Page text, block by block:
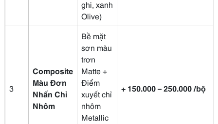
ghi, xanh
Olive)
3
Composite
Màu Đơn
Nhấn Chỉ
Nhôm
Bề mặt
sơn màu
trơn
Matte +
Điểm
xuyết chỉ
nhôm
Metallic
+ 150.000 – 250.000 /bộ